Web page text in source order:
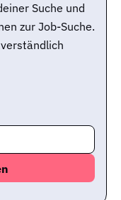
Suche und
zur Job-Suche.